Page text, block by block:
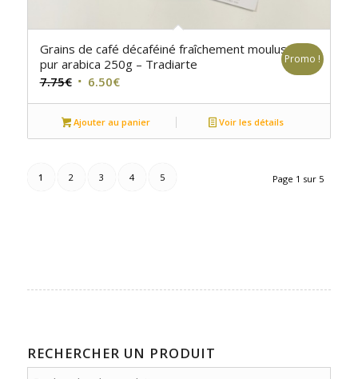
Grains de café décaféiné fraîchement moulus
pur arabica 250g – Tradiarte
7.75€ Le
prix
initial
était :
6.50€Le
prix
actuel
est :
Promo !
Ajouter au panier Voir les détails
Page 1 sur 5
1 2 3 4 5
RECHERCHER UN PRODUIT